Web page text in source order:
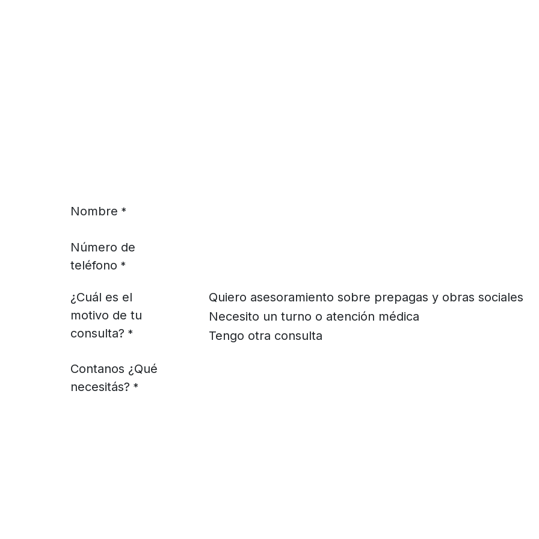
Nombre *
Número de
teléfono *
¿Cuál es el
motivo de tu
consulta? *
Quiero asesoramiento sobre prepagas y obras sociales
Necesito un turno o atención médica
Tengo otra consulta
Contanos ¿Qué
necesitás? *